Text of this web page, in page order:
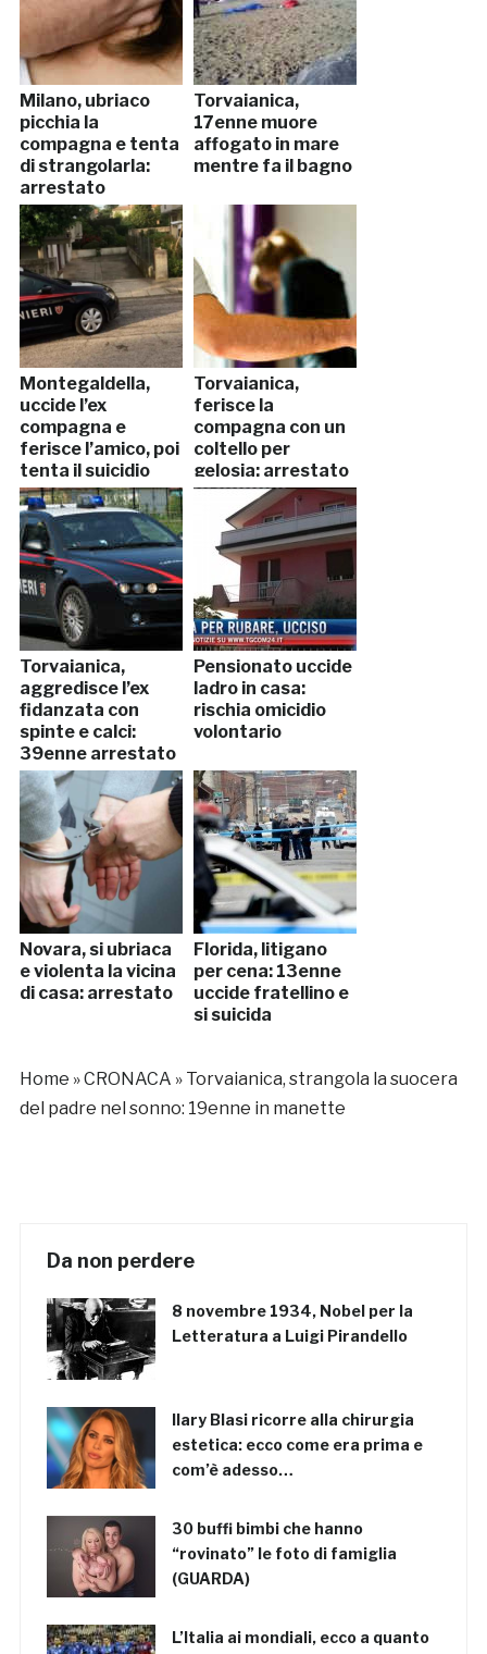
Milano, ubriaco
picchia la
compagna e tenta
di strangolarla:
arrestato
Torvaianica,
17enne muore
affogato in mare
mentre fa il bagno
Montegaldella,
uccide l’ex
compagna e
ferisce l’amico, poi
tenta il suicidio
Torvaianica,
ferisce la
compagna con un
coltello per
gelosia: arrestato
Torvaianica,
aggredisce l’ex
fidanzata con
spinte e calci:
39enne arrestato
Pensionato uccide
ladro in casa:
rischia omicidio
volontario
Novara, si ubriaca
e violenta la vicina
di casa: arrestato
Florida, litigano
per cena: 13enne
uccide fratellino e
si suicida
Home »CRONACA » Torvaianica, strangola la suocera
del padre nel sonno: 19enne in manette
Da non perdere
8 novembre 1934, Nobel per la
Letteratura a Luigi Pirandello
Ilary Blasi ricorre alla chirurgia
estetica: ecco come era prima e
com’è adesso…
30 buffi bimbi che hanno
“rovinato” le foto di famiglia
(GUARDA)
L’Italia ai mondiali, ecco a quanto